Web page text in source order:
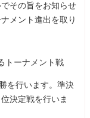
その旨をお知らせ
メント進出を取り
ーナメント戦
を行います。準決
決定戦を行いま